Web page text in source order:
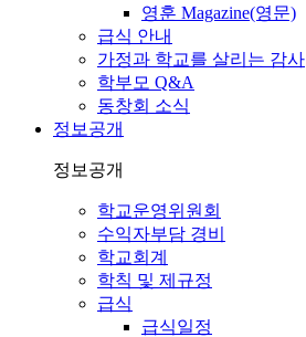
영훈 Magazine(영문)
급식 안내
가정과 학교를 살리는 감사
학부모 Q&A
동창회 소식
정보공개
정보공개
학교운영위원회
수익자부담 경비
학교회계
학칙 및 제규정
급식
급식일정